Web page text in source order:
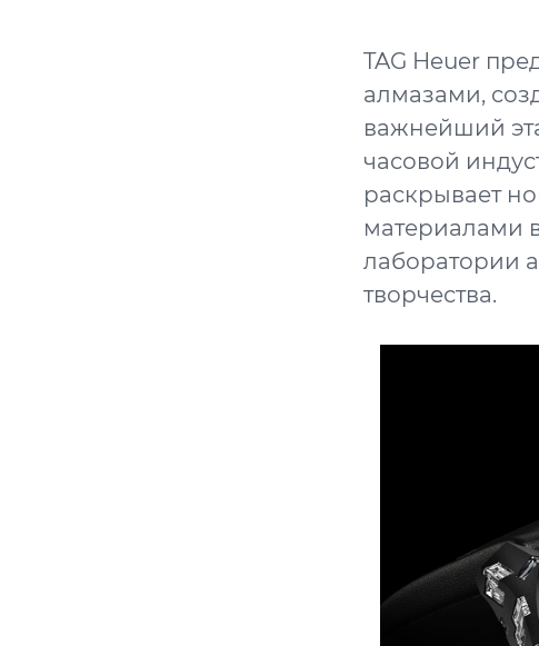
TAG Heuer
алмазами,
важнейший
часовой
раскрывает
материалами
лаборатории
творчества.